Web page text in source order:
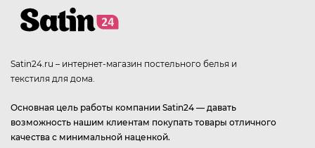
Satin24.ru – интернет-магазин постельного белья и
текстиля для дома.
Основная цель работы компании Satin24 — давать
возможность нашим клиентам покупать товары отличного
качества с минимальной наценкой.